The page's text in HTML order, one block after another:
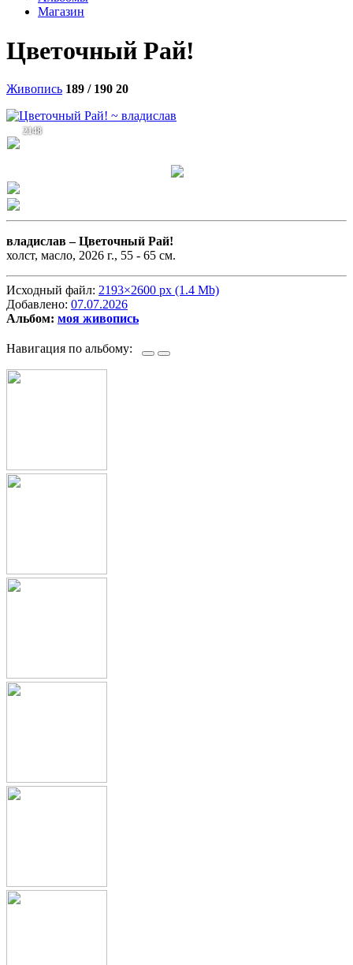
Магазин
Цветочный Рай!
Живопись 189 / 190 20
2148
владислав –Цветочный Рай!
холст, масло, 2026 г., 55 - 65 см.
Исходный файл: 2193×2600 px (1.4 Mb)
Добавлено: 07.07.2026
Альбом: моя живопись
Навигация по альбому: